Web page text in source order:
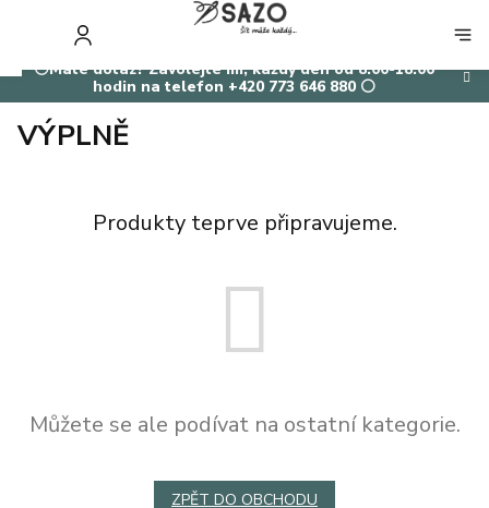
⚪Máte dotaz? Zavolejte mi, každý den od 8:00-18:00
hodin na telefon +420 773 646 880 ⚪
KOŠÍK
VÝPLNĚ
Produkty teprve připravujeme.
Můžete se ale podívat na ostatní kategorie.
ZPĚT DO OBCHODU